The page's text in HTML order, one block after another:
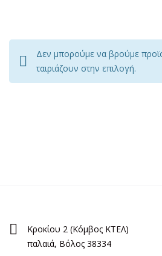
Δεν μπορούμε να βρούμε
ταιριάζουν στην επιλογή.
Κροκίου 2 (Κόμβος ΚΤΕΛ)
παλαιά, Βόλος 38334